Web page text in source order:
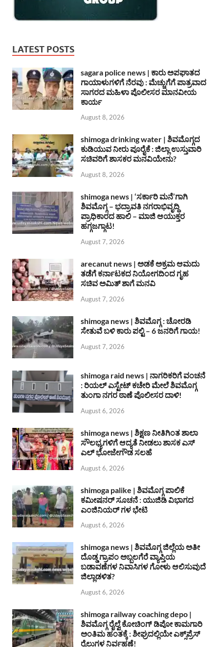
LATEST POSTS
sagara police news | ಕಾರು ಅಪಘಾತದ
ಗಾಯಾಳುಗಳಿಗೆ ನೆರವು : ಮೆಚ್ಚುಗೆಗೆ ಪಾತ್ರವಾದ
ಸಾಗರದ ಮಹಿಳಾ ಪೊಲೀಸರ ಮಾನವೀಯ
ಕಾರ್ಯ
August 8, 2026
shimoga drinking water | ಶಿವಮೊಗ್ಗದ
ಕುಡಿಯುವ ನೀರು ಪೂರೈಕೆ : ಜಿಲ್ಲಾ ಉಸ್ತುವಾರಿ
ಸಚಿವರಿಗೆ ಶಾಸಕರ ಮನವಿಯೇನು?
August 8, 2026
shimoga news | ‘ಸರ್ಕಾರಿ ಮನೆ’ಗಾಗಿ
ಶಿವಮೊಗ್ಗ – ಭದ್ರಾವತಿ ನಗರಾಭಿವೃದ್ದಿ
ಪ್ರಾಧಿಕಾರದ ಹಾಲಿ – ಮಾಜಿ ಆಯುಕ್ತರ
ಹಗ್ಗಜಗ್ಗಾಟ!
August 7, 2026
arecanut news | ಅಡಕೆ ಅಕ್ರಮ ಆಮದು
ತಡೆಗೆ ಕರ್ನಾಟಕದ ನಿಯೋಗದಿಂದ ಗೃಹ
ಸಚಿವ ಅಮಿತ್ ಶಾಗೆ ಮನವಿ
August 7, 2026
shimoga news | ಶಿವಮೊಗ್ಗ : ಚೋರಡಿ
ಸೇತುವೆ ಬಳಿ ಕಾರು ಪಲ್ಟಿ – 6 ಜನರಿಗೆ ಗಾಯ!
August 7, 2026
shimoga raid news | ನಾಗರಿಕರಿಗೆ ವಂಚನೆ
: ರಿಯಲ್ ಎಸ್ಟೇಟ್ ಕಚೇರಿ ಮೇಲೆ ಶಿವಮೊಗ್ಗ
ತುಂಗಾ ನಗರ ಠಾಣೆ ಪೊಲೀಸರ ದಾಳಿ!
August 6, 2026
shimoga news | ಶಿಕ್ಷಣ ನೀತಿಗಿಂತ ಶಾಲಾ
ಸೌಲಭ್ಯಗಳಿಗೆ ಆದ್ಯತೆ ನೀಡಲು ಶಾಸಕ ಎಸ್
ಎಲ್ ಭೋಜೇಗೌಡ ಸಲಹೆ
August 6, 2026
shimoga palike | ಶಿವಮೊಗ್ಗ ಪಾಲಿಕೆ
ಕಮೀಷನರ್ ಸೂಚನೆ : ಯುಜಿಡಿ ವಿಭಾಗದ
ಎಂಜಿನಿಯರ್ ಗಳ ಭೇಟಿ
August 6, 2026
shimoga news | ಶಿವಮೊಗ್ಗ ಜಿಲ್ಲೆಯ ಅತೀ
ದೊಡ್ಡ ಗ್ರಾಪಂ ಅಬ್ಬಲಗೆರೆ ವ್ಯಾಪ್ತಿಯ
ಬಡಾವಣೆಗಳ ನಿವಾಸಿಗಳ ಗೋಳು ಆಲಿಸುವುದೆ
ಜಿಲ್ಲಾಡಳಿತ?
August 6, 2026
shimoga railway coaching depo |
ಶಿವಮೊಗ್ಗ ರೈಲ್ವೆ ಕೋಚಿಂಗ್ ಡಿಪೋ ಕಾಮಗಾರಿ
ಅಂತಿಮ ಹಂತಕ್ಕೆ : ಶೀಘ್ರದಲ್ಲಿಯೇ ಎಕ್ಸ್‌ಪ್ರೆಸ್
ರೈಲುಗಳ ನಿರ್ವಹಣೆ!